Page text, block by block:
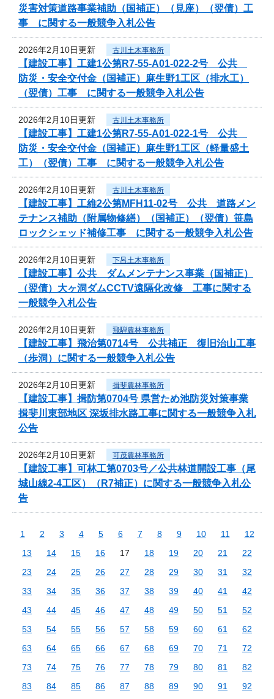
災害対策道路事業補助（国補正）（見座）（翌債）工
事 に関する一般競争入札公告
2026年2月10日更新 古川土木事務所
【建設工事】工建1公第R7-55-A01-022-2号 公共
防災・安全交付金（国補正）麻生野1工区（排水工）
（翌債）工事 に関する一般競争入札公告
2026年2月10日更新 古川土木事務所
【建設工事】工建1公第R7-55-A01-022-1号 公共
防災・安全交付金（国補正）麻生野1工区（軽量盛土
工）（翌債）工事 に関する一般競争入札公告
2026年2月10日更新 古川土木事務所
【建設工事】工維2公第MFH11-02号 公共 道路メン
テナンス補助（附属物修繕）（国補正）（翌債）笹島
ロックシェッド補修工事 に関する一般競争入札公告
2026年2月10日更新 下呂土木事務所
【建設工事】公共 ダムメンテナンス事業（国補正）
（翌債）大ヶ洞ダムCCTV遠隔化改修 工事に関する
一般競争入札公告
2026年2月10日更新 飛騨農林事務所
【建設工事】飛治第0714号 公共補正 復旧治山工事
（歩洞）に関する一般競争入札公告
2026年2月10日更新 揖斐農林事務所
【建設工事】揖防第0704号 県営ため池防災対策事業
揖斐川東部地区 深坂排水路工事に関する一般競争入札
公告
2026年2月10日更新 可茂農林事務所
【建設工事】可林工第0703号／公共林道開設工事（尾
城山線2-4工区）（R7補正）に関する一般競争入札公
告
1 2 3 4 5 6 7 8 9 10 11
12
13
14 15 16 17 18 19 20 21
22
23
24 25 26 27 28 29 30 31
32
33
34 35 36 37 38 39 40 41
42
43
44 45 46 47 48 49 50 51
52
53
54 55 56 57 58 59 60 61
62
63
64 65 66 67 68 69 70 71
72
73
74 75 76 77 78 79 80 81
82
83
84 85 86 87 88 89 90 91
92